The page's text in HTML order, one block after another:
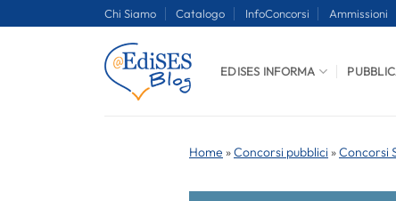
Chi Siamo Catalogo InfoConcorsi Ammissioni
EDISES INFORMA
Home »Concorsi pubblici »Concorsi